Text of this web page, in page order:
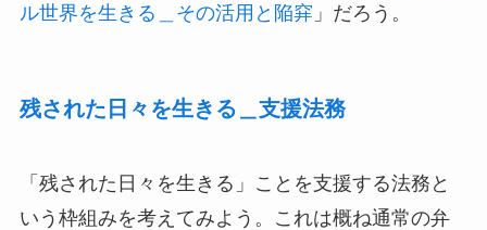
ル世界を生きる＿その活用と陥穽 」だろう。
残された日々を生きる＿支援法務
「残された日々を生きる」ことを支援する法務と
いう枠組みを考えてみよう。これは概ね通常の弁